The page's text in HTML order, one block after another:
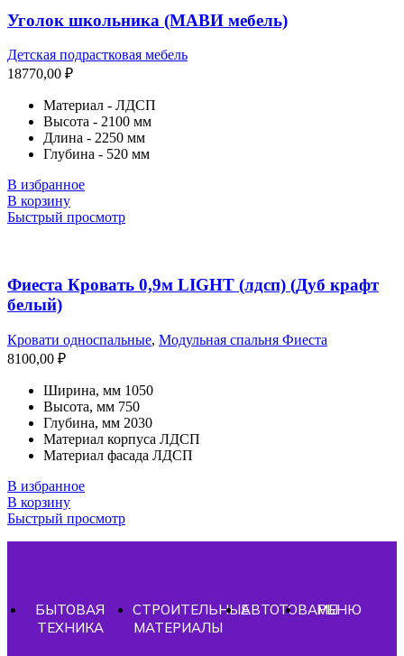
Уголок школьника (МАВИ мебель)
Детская подрастковая мебель
18770,00 ₽
Материал - ЛДСП
Высота - 2100 мм
Длина - 2250 мм
Глубина - 520 мм
В избранное
В корзину
Быстрый просмотр
Фиеста Кровать 0,9м LIGHT (лдсп) (Дуб крафт
белый)
Кровати односпальные, Модульная спальня Фиеста
8100,00 ₽
Ширина, мм 1050
Высота, мм 750
Глубина, мм 2030
Материал корпуса ЛДСП
Материал фасада ЛДСП
В избранное
В корзину
Быстрый просмотр
БЫТОВАЯ
ТЕХНИКА
СТРОИТЕЛЬНЫЕ
МАТЕРИАЛЫ
АВТОТОВАРЫМЕНЮ